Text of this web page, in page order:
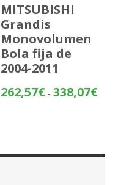
MITSUBISHI
Grandis
Monovolumen
Bola fija de
2004-2011
262,57€ - 338,07€Rango
hasta